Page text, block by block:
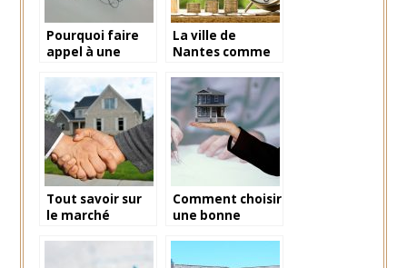
Pourquoi faire
appel à une
immobilière?
La ville de
Nantes comme
d’investissement
immobilier
Tout savoir sur
le marché
Comment choisir
une bonne